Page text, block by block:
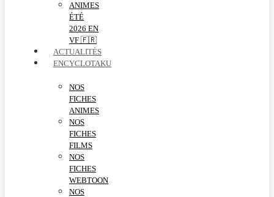
ANIMES
ÉTÉ
2026 EN
VF 🇫🇷
ACTUALITÉS
ENCYCLOTAKU
NOS
FICHES
ANIMES
NOS
FICHES
FILMS
NOS
FICHES
WEBTOON
NOS